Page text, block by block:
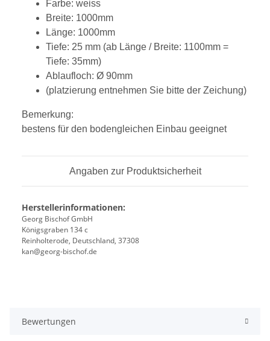
Farbe: weiss
Breite: 1000mm
Länge: 1000mm
Tiefe: 25 mm (ab Länge / Breite: 1100mm =
Tiefe: 35mm)
Ablaufloch: Ø 90mm
(platzierung entnehmen Sie bitte der Zeichung)
Bemerkung:
bestens für den bodengleichen Einbau geeignet
Angaben zur Produktsicherheit
Herstellerinformationen:
Georg Bischof GmbH
Königsgraben 134 c
Reinholterode, Deutschland, 37308
kan@georg-bischof.de
Bewertungen